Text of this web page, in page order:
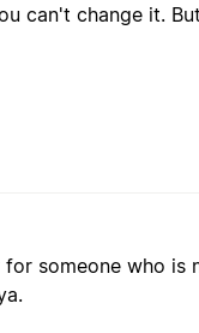
can't change it.
someone who is